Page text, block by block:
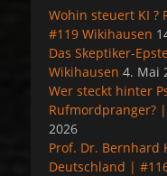
Wohin steuert KI ?
#119 Wikihausen
Das Skeptiker-
Wikihausen 4. Mai
Wer steckt hinter
Rufmordpranger?
2026
Prof. Dr. Bernhard
Deutschland |